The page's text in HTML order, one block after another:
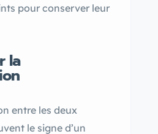
pour conserver leur
la
entre les deux
le signe d’un